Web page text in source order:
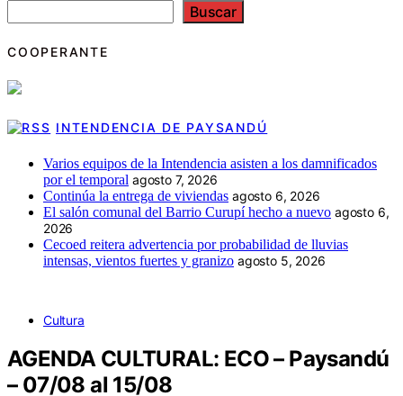
Buscar
COOPERANTE
INTENDENCIA DE PAYSANDÚ
Varios equipos de la Intendencia asisten a los damnificados
por el temporal agosto 7, 2026
Continúa la entrega de viviendas agosto 6, 2026
El salón comunal del Barrio Curupí hecho a nuevo agosto 6,
2026
Cecoed reitera advertencia por probabilidad de lluvias
intensas, vientos fuertes y granizo agosto 5, 2026
Cultura
AGENDA CULTURAL: ECO – Paysandú
– 07/08 al 15/08